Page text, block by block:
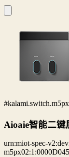
Aioaie智能二键
urn:miot-spec-
m5px02:1:0000D045